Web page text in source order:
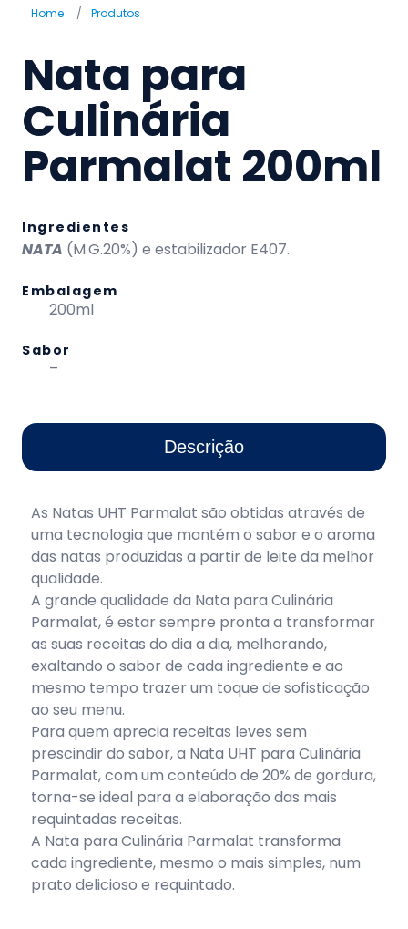
Home / Produtos
Nata para
Culinária
Parmalat 200ml
Ingredientes
NATA (M.G.20%) e estabilizador E407.
Embalagem
200ml
Sabor
–
Descrição
As Natas UHT Parmalat são obtidas através de
uma tecnologia que mantém o sabor e o aroma
das natas produzidas a partir de leite da melhor
qualidade.
A grande qualidade da Nata para Culinária
Parmalat, é estar sempre pronta a transformar
as suas receitas do dia a dia, melhorando,
exaltando o sabor de cada ingrediente e ao
mesmo tempo trazer um toque de sofisticação
ao seu menu.
Para quem aprecia receitas leves sem
prescindir do sabor, a Nata UHT para Culinária
Parmalat, com um conteúdo de 20% de gordura,
torna-se ideal para a elaboração das mais
requintadas receitas.
A Nata para Culinária Parmalat transforma
cada ingrediente, mesmo o mais simples, num
prato delicioso e requintado.